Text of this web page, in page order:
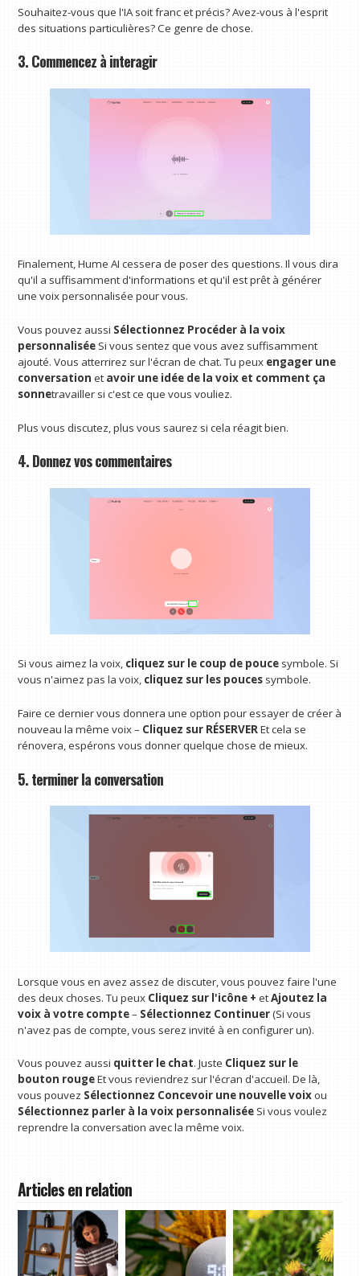
Souhaitez-vous que l'IA soit franc et précis? Avez-vous à l'esprit
des situations particulières? Ce genre de chose.
3. Commencez à interagir
Finalement, Hume AI cessera de poser des questions. Il vous dira
qu'il a suffisamment d'informations et qu'il est prêt à générer
une voix personnalisée pour vous.
Vous pouvez aussi Sélectionnez Procéder à la voix
personnalisée Si vous sentez que vous avez suffisamment
ajouté. Vous atterrirez sur l'écran de chat. Tu peux engager une
conversation et avoir une idée de la voix et comment ça
sonnetravailler si c'est ce que vous vouliez.
Plus vous discutez, plus vous saurez si cela réagit bien.
4. Donnez vos commentaires
Si vous aimez la voix, cliquez sur le coup de pouce symbole. Si
vous n'aimez pas la voix, cliquez sur les pouces symbole.
Faire ce dernier vous donnera une option pour essayer de créer à
nouveau la même voix – Cliquez sur RÉSERVEREt cela se
rénovera, espérons vous donner quelque chose de mieux.
5. terminer la conversation
Lorsque vous en avez assez de discuter, vous pouvez faire l'une
des deux choses. Tu peux Cliquez sur l'icône +etAjoutez la
voix à votre compte– Sélectionnez Continuer(Si vous
n'avez pas de compte, vous serez invité à en configurer un).
Vous pouvez aussi quitter le chat. Juste Cliquez sur le
bouton rougeEt vous reviendrez sur l'écran d'accueil. De là,
vous pouvez Sélectionnez Concevoir une nouvelle voixou
Sélectionnez parler à la voix personnalisée Si vous voulez
reprendre la conversation avec la même voix.
Articles en relation